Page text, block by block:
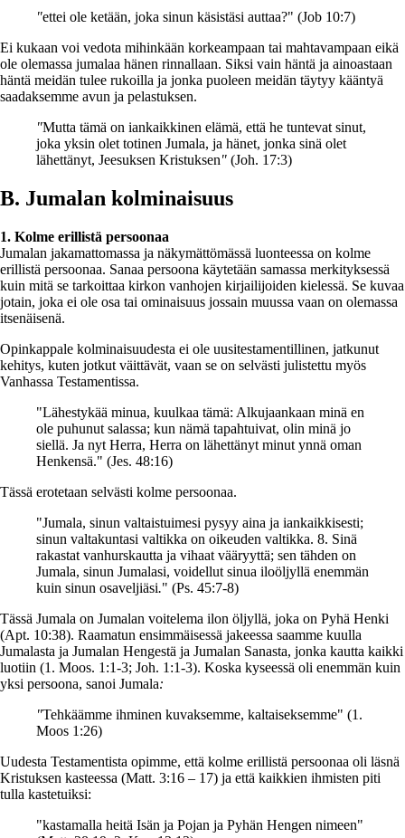
"ettei ole ketään, joka sinun käsistäsi auttaa?" (Job 10:7)
Ei kukaan voi vedota mihinkään korkeampaan tai mahtavampaan eikä
ole olemassa jumalaa hänen rinnallaan. Siksi vain häntä ja ainoastaan
häntä meidän tulee rukoilla ja jonka puoleen meidän täytyy kääntyä
saadaksemme avun ja pelastuksen.
"Mutta tämä on iankaikkinen elämä, että he tuntevat sinut,
joka yksin olet totinen Jumala, ja hänet, jonka sinä olet
lähettänyt, Jeesuksen Kristuksen" (Joh. 17:3)
B. Jumalan kolminaisuus
1. Kolme erillistä persoonaa
Jumalan jakamattomassa ja näkymättömässä luonteessa on kolme
erillistä persoonaa. Sanaa persoona käytetään samassa merkityksessä
kuin mitä se tarkoittaa kirkon vanhojen kirjailijoiden kielessä. Se kuvaa
jotain, joka ei ole osa tai ominaisuus jossain muussa vaan on olemassa
itsenäisenä.
Opinkappale kolminaisuudesta ei ole uusitestamentillinen, jatkunut
kehitys, kuten jotkut väittävät, vaan se on selvästi julistettu myös
Vanhassa Testamentissa.
"Lähestykää minua, kuulkaa tämä: Alkujaankaan minä en
ole puhunut salassa; kun nämä tapahtuivat, olin minä jo
siellä. Ja nyt Herra, Herra on lähettänyt minut ynnä oman
Henkensä." (Jes. 48:16)
Tässä erotetaan selvästi kolme persoonaa.
"Jumala, sinun valtaistuimesi pysyy aina ja iankaikkisesti;
sinun valtakuntasi valtikka on oikeuden valtikka. 8. Sinä
rakastat vanhurskautta ja vihaat vääryyttä; sen tähden on
Jumala, sinun Jumalasi, voidellut sinua iloöljyllä enemmän
kuin sinun osaveljiäsi." (Ps. 45:7-8)
Tässä Jumala on Jumalan voitelema ilon öljyllä, joka on Pyhä Henki
(Apt. 10:38). Raamatun ensimmäisessä jakeessa saamme kuulla
Jumalasta ja Jumalan Hengestä ja Jumalan Sanasta, jonka kautta kaikki
luotiin (1. Moos. 1:1-3; Joh. 1:1-3). Koska kyseessä oli enemmän kuin
yksi persoona, sanoi Jumala:
"Tehkäämme ihminen kuvaksemme, kaltaiseksemme" (1.
Moos 1:26)
Uudesta Testamentista opimme, että kolme erillistä persoonaa oli läsnä
Kristuksen kasteessa (Matt. 3:16 – 17) ja että kaikkien ihmisten piti
tulla kastetuiksi:
"kastamalla heitä Isän ja Pojan ja Pyhän Hengen nimeen"